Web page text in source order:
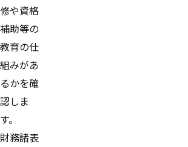
修や資格
補助等の
教育の仕
組みがあ
るかを確
認しま
す。
財務諸表